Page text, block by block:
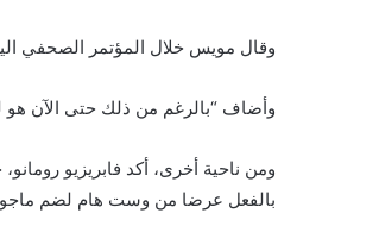
وقال مويس خلال المؤتمر الصحفي
وأضاف “بالرغم من ذلك حتى الآن هو
ومن ناحية أخرى، أكد فابريزيو
بالفعل عرضا من وست هام لضم